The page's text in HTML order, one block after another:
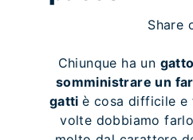
Share
Chiunque ha un gatto
somministrare un
gattiè cosa difficile e
volte dobbiamo